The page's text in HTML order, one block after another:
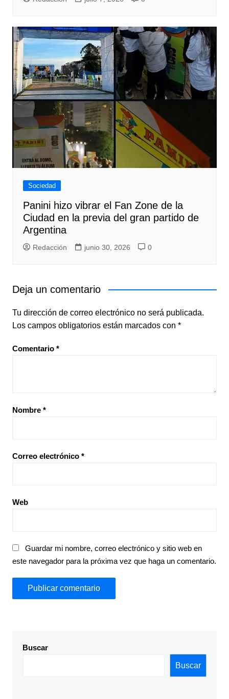
Sociedad
Panini hizo vibrar el Fan Zone de la
Ciudad en la previa del gran partido de
Argentina
Redacción junio 30, 2026 0
Deja un comentario
Tu dirección de correo electrónico no será publicada.
Los campos obligatorios están marcados con *
Comentario *
Nombre *
Correo electrónico *
Web
Guardar mi nombre, correo electrónico y sitio web en
este navegador para la próxima vez que haga un comentario.
Buscar
Buscar